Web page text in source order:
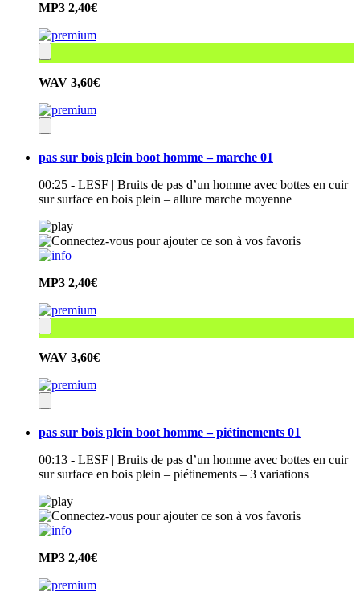
MP3 2,40€
WAV 3,60€
pas sur bois plein boot homme – marche 01
00:25 - LESF | Bruits de pas d’un homme avec bottes en cuir
sur surface en bois plein – allure marche moyenne
MP3 2,40€
WAV 3,60€
pas sur bois plein boot homme – piétinements 01
00:13 - LESF | Bruits de pas d’un homme avec bottes en cuir
sur surface en bois plein – piétinements – 3 variations
MP3 2,40€